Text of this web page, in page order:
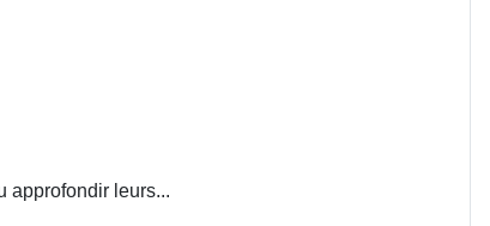
approfondir leurs...